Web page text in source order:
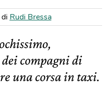
di Rudi Bressa
compagni di
una corsa in taxi.